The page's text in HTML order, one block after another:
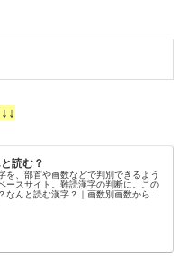
読む？
を、部首や画数などで判別できるよう
ースサイト。難読漢字の判断に。この
なんと読む漢字？｜画数別画数から漢